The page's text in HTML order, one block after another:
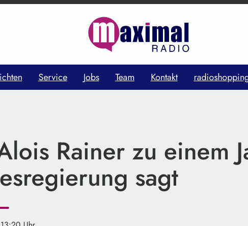
Service Jobs Team Kontakt
Rainer zu einem
sagt